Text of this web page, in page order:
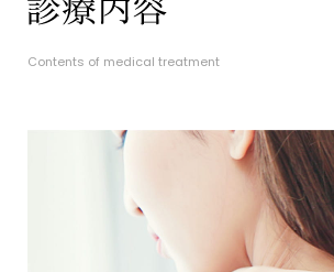
Contents of medical treatment